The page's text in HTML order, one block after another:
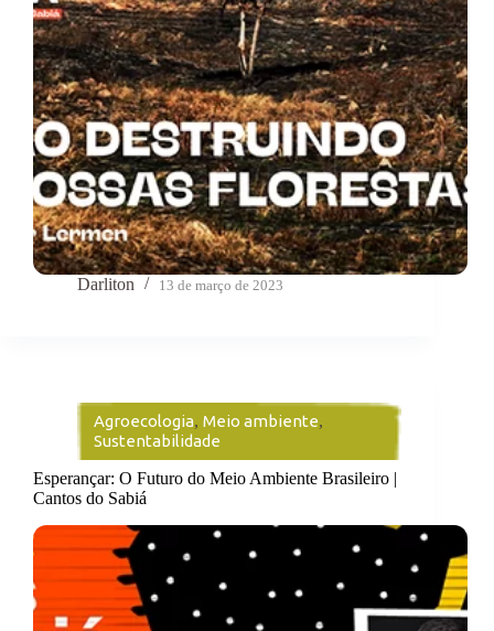
Darliton 13 de março de 2023
Agroecologia, Meio ambiente,
Sustentabilidade
Esperançar: O Futuro do Meio Ambiente Brasileiro |
Cantos do Sabiá